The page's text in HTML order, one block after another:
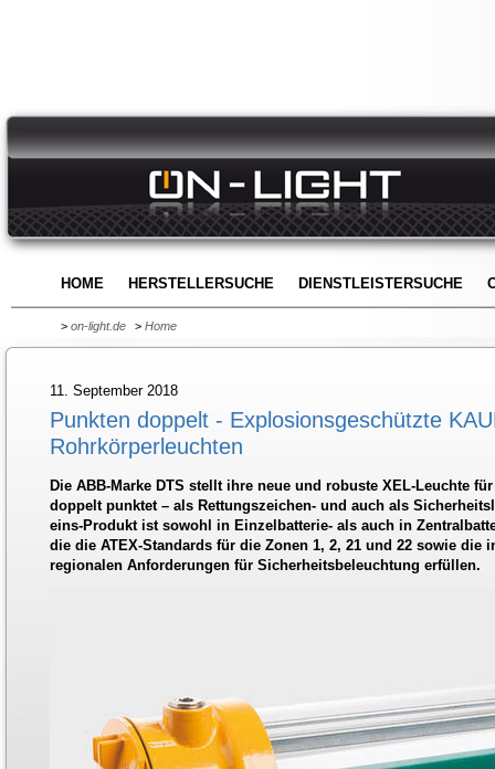
HOME HERSTELLERSUCHE DIENSTLEISTERSUCHE
> on-light.de > Home
11. September 2018
Punkten doppelt - Explosionsgeschützte
Rohrkörperleuchten
Die ABB-Marke DTS stellt ihre neue und robuste XEL-Leuchte
doppelt punktet – als Rettungszeichen- und auch als
eins-Produkt ist sowohl in Einzelbatterie- als auch in
die die ATEX-Standards für die Zonen 1, 2, 21 und 22 sowie die
regionalen Anforderungen für Sicherheitsbeleuchtung erfüllen.